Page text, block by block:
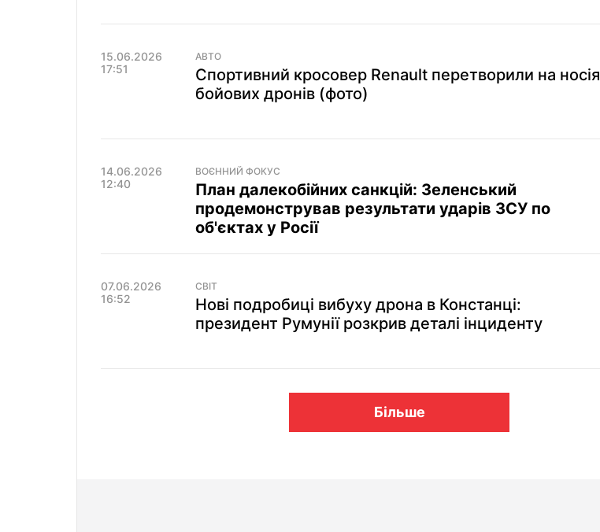
15.06.2026
17:51
АВТО
Спортивний кросовер Renault перетворили на носія
бойових дронів (фото)
14.06.2026
12:40
ВОЄННИЙ ФОКУС
План далекобійних санкцій: Зеленський
продемонстрував результати ударів ЗСУ по
об'єктах у Росії
07.06.2026
16:52
СВІТ
Нові подробиці вибуху дрона в Констанці:
президент Румунії розкрив деталі інциденту
Більше